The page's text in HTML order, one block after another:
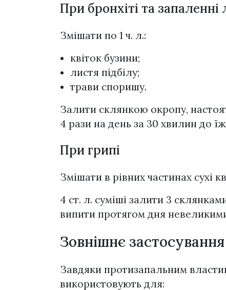
При бронхіті та запаленні
Змішати по 1 ч. л.:
квіток бузини;
листя підбілу;
трави споришу.
Залити склянкою окропу,
4 рази на день за 30 хвилин до
При грипі
Змішати в рівних частинах сухі
4 ст. л. суміші залити 3
випити протягом дня
Зовнішнє застосування
Завдяки протизапальним
використовують для: